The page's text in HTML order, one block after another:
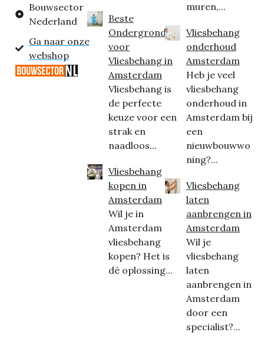
Bouwsector
Nederland
Ga naar onze
webshop
Beste
Ondergrond
voor
Vliesbehang in
Amsterdam
Vliesbehang is
de perfecte
keuze voor een
strak en
naadloos...
Vliesbehang
kopen in
Amsterdam
Wil je in
Amsterdam
vliesbehang
kopen? Het is
dé oplossing...
muren,...
Vliesbehang
onderhoud
Amsterdam
Heb je veel
vliesbehang
onderhoud in
Amsterdam bij
een
nieuwbouwwo
ning?...
Vliesbehang
laten
aanbrengen in
Amsterdam
Wil je
vliesbehang
laten
aanbrengen in
Amsterdam
door een
specialist?...